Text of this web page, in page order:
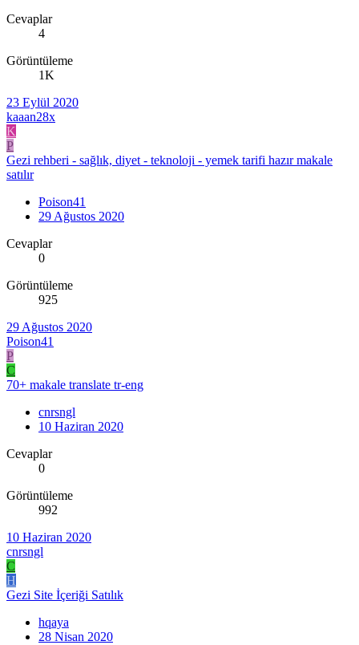
Cevaplar
4
Görüntüleme
1K
23 Eylül 2020
kaaan28x
K
P
Gezi rehberi - sağlık, diyet - teknoloji - yemek tarifi hazır makale
satılır
Poison41
29 Ağustos 2020
Cevaplar
0
Görüntüleme
925
29 Ağustos 2020
Poison41
P
C
70+ makale translate tr-eng
cnrsngl
10 Haziran 2020
Cevaplar
0
Görüntüleme
992
10 Haziran 2020
cnrsngl
C
H
Gezi Site İçeriği Satılık
hqaya
28 Nisan 2020